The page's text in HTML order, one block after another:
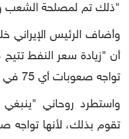
"ذلك تم لمصلحة الشعب
وأضاف الرئيس الإيراني
أن "زيادة سعر النفط
تواجه صعوبات أي 75 في المئة من السكان".
واستطرد روحاني "ينبغي
تقوم بذلك، لأنها